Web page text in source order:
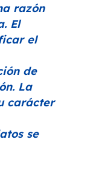
razón
El
el
de
La
carácter
se